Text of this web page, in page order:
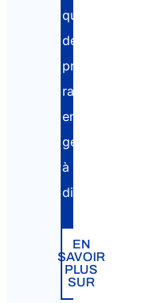
que
des
procédures
rapides
entièrement
gérées
à
distance.
EN
SAVOIR
PLUS
SUR